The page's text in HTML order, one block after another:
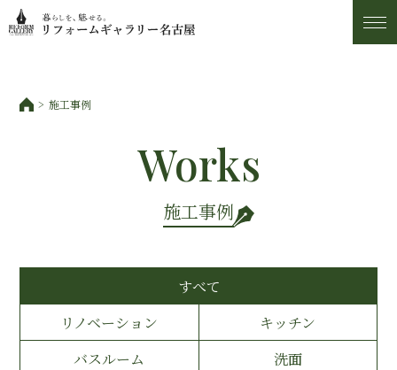
アフター・保証サービス
ショールーム・アクセス
施工事例
施工事例
Works
すべて
リノベーション
キッチン
バスルーム
洗面